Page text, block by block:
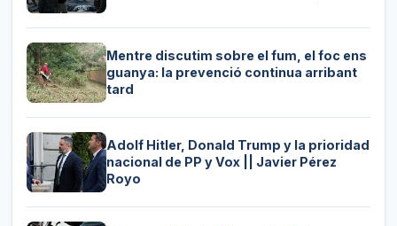
Mentre discutim sobre el fum, el foc ens
guanya: la prevenció continua arribant
tard
Adolf Hitler, Donald Trump y la prioridad
nacional de PP y Vox || Javier Pérez
Royo